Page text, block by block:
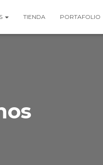
TIENDA PORTAFOLIO